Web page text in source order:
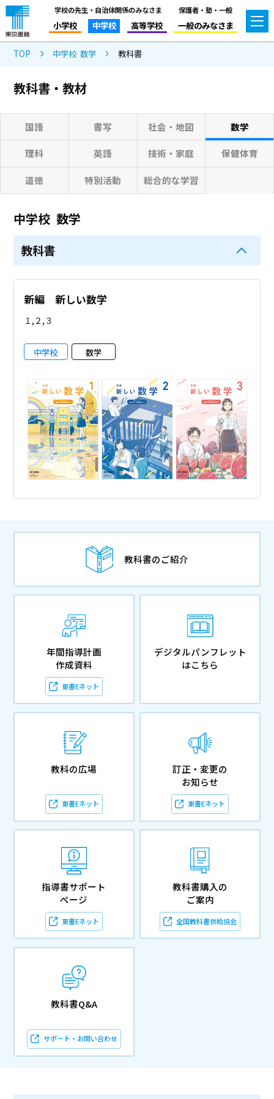
学校の先生・自治体関係のみなさま
小学校 中学校 高等学校
保護者・塾・一般
一般のみなさま
TOP 中学校 数学 教科書
教科書・教材
国語 書写 社会・地図 数学
理科 英語 技術・家庭 保健体育
道徳 特別活動 総合的な学習
中学校 数学
教科書
新編 新しい数学
１,２,３
中学校 数学
教科書のご紹介
年間指導計画
作成資料
東書Eネット
デジタルパンフレット
はこちら
教科の広場
東書Eネット
訂正・変更の
お知らせ
東書Eネット
指導書サポート
ページ
東書Eネット
教科書購入の
ご案内
全国教科書供給協会
教科書Q&A
サポート・お問い合わせ